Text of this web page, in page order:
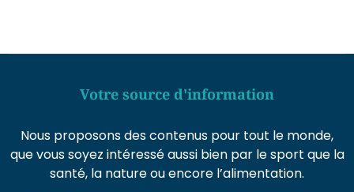
Votre source d'information
Nous proposons des contenus pour tout le monde,
que vous soyez intéressé aussi bien par le sport que la
santé, la nature ou encore l’alimentation.